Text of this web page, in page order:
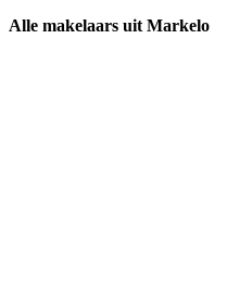
Alle makelaars uit Markelo